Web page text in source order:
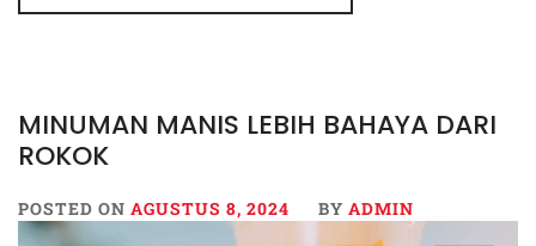
MINUMAN MANIS LEBIH BAHAYA DARI
ROKOK
POSTED ON AGUSTUS 8, 2024 BY ADMIN